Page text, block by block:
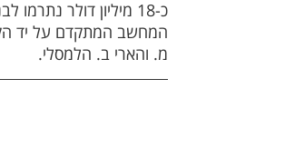
כ-18 מיליון דולר נתרמו
המחשב המתקדם על יד
מ. והארי ב. הלמסלי.